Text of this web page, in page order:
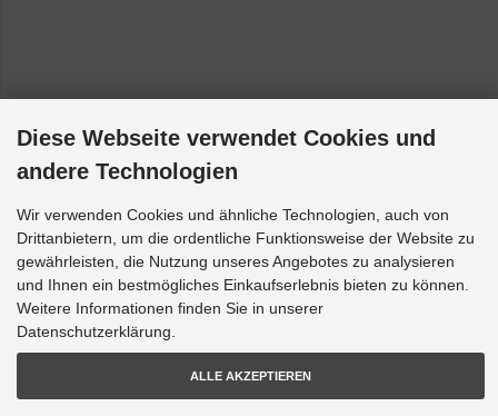
Diese Webseite verwendet Cookies und
andere Technologien
Wir verwenden Cookies und ähnliche Technologien, auch von
Drittanbietern, um die ordentliche Funktionsweise der Website zu
gewährleisten, die Nutzung unseres Angebotes zu analysieren
und Ihnen ein bestmögliches Einkaufserlebnis bieten zu können.
Weitere Informationen finden Sie in unserer
Datenschutzerklärung.
ALLE AKZEPTIEREN